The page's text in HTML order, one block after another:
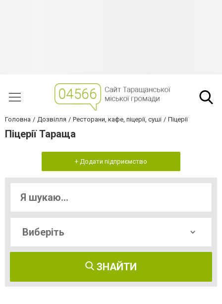
Головна Дозвілля Ресторани, кафе, піцерії, суші Піцерії
Піцерії Тараща
+ Додати підприємство
ЗНАЙТИ